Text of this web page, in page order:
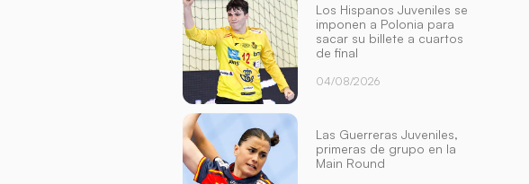
Los Hispanos Juveniles se
imponen a Polonia para
sacar su billete a cuartos
de final
04/08/2026
Las Guerreras Juveniles,
primeras de grupo en la
Main Round